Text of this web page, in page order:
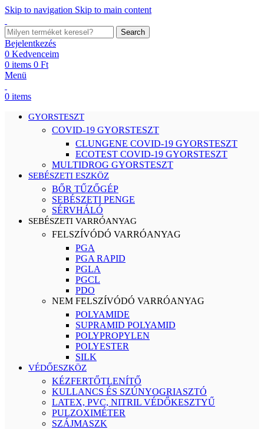
Skip to navigation Skip to main content
Search
Bejelentkezés
0 Kedvenceim
0 items 0 Ft
Menü
0 items
GYORSTESZT
COVID-19 GYORSTESZT
CLUNGENE COVID-19 GYORSTESZT
ECOTEST COVID-19 GYORSTESZT
MULTIDROG GYORSTESZT
SEBÉSZETI ESZKÖZ
BŐR TŰZŐGÉP
SEBÉSZETI PENGE
SÉRVHÁLÓ
SEBÉSZETI VARRÓANYAG
FELSZÍVÓDÓ VARRÓANYAG
PGA
PGA RAPID
PGLA
PGCL
PDO
NEM FELSZÍVÓDÓ VARRÓANYAG
POLYAMIDE
SUPRAMID POLYAMID
POLYPROPYLEN
POLYESTER
SILK
VÉDŐESZKÖZ
KÉZFERTŐTLENÍTŐ
KULLANCS ÉS SZÚNYOGRIASZTÓ
LATEX, PVC, NITRIL VÉDŐKESZTYŰ
PULZOXIMÉTER
SZÁJMASZK